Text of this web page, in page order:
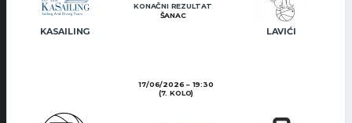
KASAILING LAVIĆI
KONAČNI REZULTAT
ŠANAC
17/06/2026
19:30
(7. KOLO)